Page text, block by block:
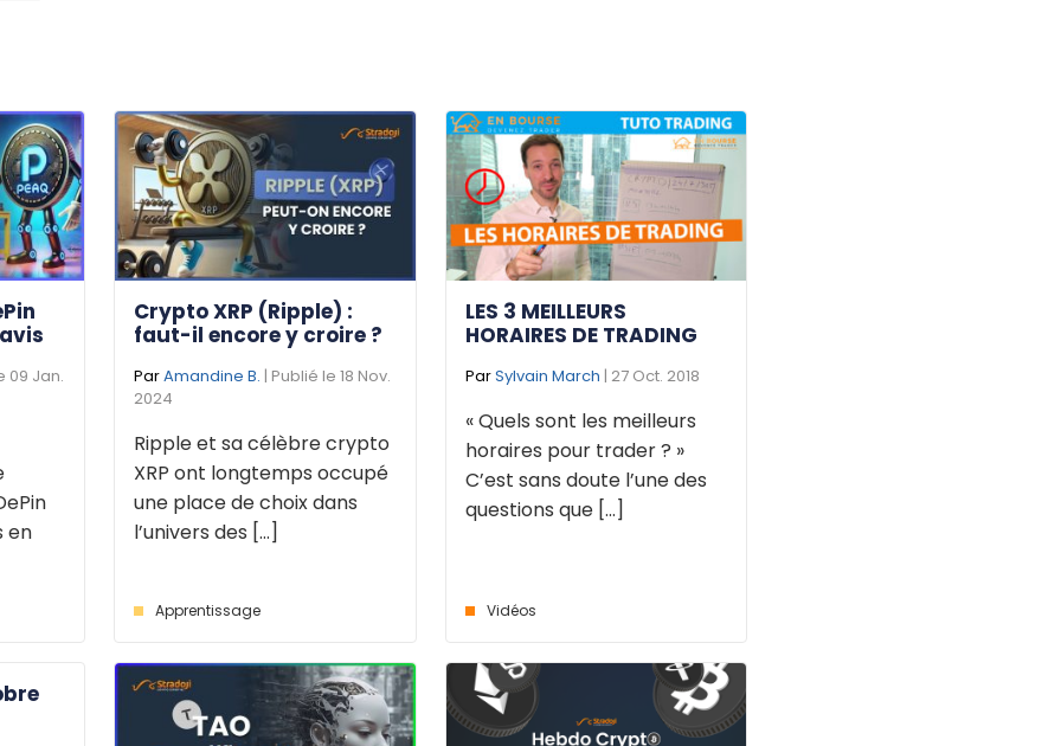
09 Jan.
en
Crypto XRP (Ripple) :
faut-il encore y croire ?
ParAmandine B. | Publié le 18 Nov.
2024
Ripple et sa célèbre crypto
XRP ont longtemps occupé
une place de choix dans
l’univers des [...]
Apprentissage
LES 3 MEILLEURS
HORAIRES DE TRADING
ParSylvain March | 27 Oct. 2018
« Quels sont les meilleurs
horaires pour trader ? »
C’est sans doute l’une des
questions que [...]
Vidéos